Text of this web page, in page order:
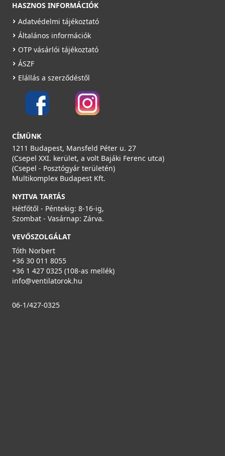
HASZNOS INFORMÁCIÓK
Adatvédelmi tájékoztató
Általános információk
OTP vásárlói tájékoztató
ÁSZF
Elállás a szerződéstől
CÍMÜNK
1211 Budapest, Mansfeld Péter u. 27
(Csepel XXI. kerület, a volt Bajáki Ferenc utca)
(Csepel - Posztógyár területén)
Multikomplex Budapest Kft.
NYITVA TARTÁS
Hétfőtől - Péntekig: 8-16-ig,
Szombat - Vasárnap: Zárva.
VEVŐSZOLGÁLAT
Tóth Norbert
+36 30 011 8055
+36 1 427 0325 (108-as mellék)
info@ventilatorok.hu
06-1/427-0325